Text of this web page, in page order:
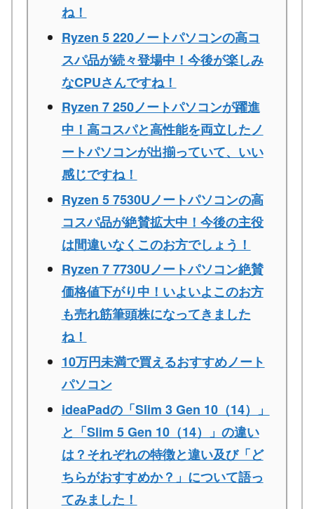
ね！
Ryzen 5 220ノートパソコンの高コ
スパ品が続々登場中！今後が楽しみ
なCPUさんですね！
Ryzen 7 250ノートパソコンが躍進
中！高コスパと高性能を両立したノ
ートパソコンが出揃っていて、いい
感じですね！
Ryzen 5 7530Uノートパソコンの高
コスパ品が絶賛拡大中！今後の主役
は間違いなくこのお方でしょう！
Ryzen 7 7730Uノートパソコン絶賛
価格値下がり中！いよいよこのお方
も売れ筋筆頭株になってきました
ね！
10万円未満で買えるおすすめノート
パソコン
ideaPadの「Slim 3 Gen 10（14）」
と「Slim 5 Gen 10（14）」の違い
は？それぞれの特徴と違い及び「ど
ちらがおすすめか？」について語っ
てみました！